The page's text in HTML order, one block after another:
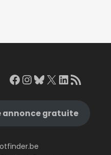
Facebook
Instagram
Bluesky
X LinkedIn
RSS Feed
annonce gratuite